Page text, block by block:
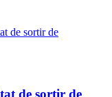
de sortir de